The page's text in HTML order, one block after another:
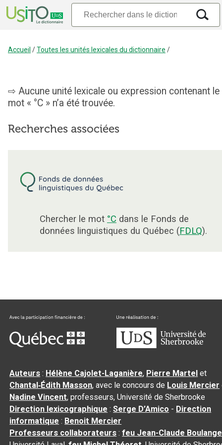
Accueil /Toutes les unités lexicales du dictionnaire /
Aucune unité lexicale ou expression contenant le
mot « °C » n’a été trouvée.
Recherches associées
Chercher le mot °C dans le Fonds de
données linguistiques du Québec (FDLQ).
Auteurs : Hélène Cajolet-Laganière, Pierre Martel et
Chantal‑Édith Masson, avec le concours de Louis Mercier
Nadine Vincent, professeurs, Université de Sherbrooke
Direction lexicographique :Serge D’Amico - Direction
informatique : Benoit Mercier
Professeurs collaborateurs :feu Jean-Claude